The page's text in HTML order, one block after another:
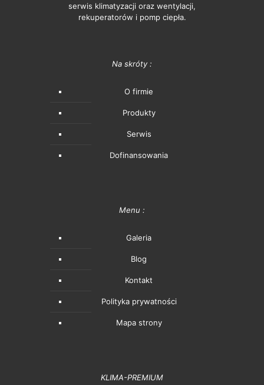
serwis klimatyzacji oraz wentylacji,
rekuperatorów i pomp ciepła.
Na skróty :
O firmie
Produkty
Serwis
Dofinansowania
Menu :
Galeria
Blog
Kontakt
Polityka prywatności
Mapa strony
KLIMA-PREMIUM